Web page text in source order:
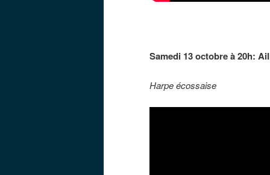
Samedi 13 octobre à 20h:
Harpe écossaise